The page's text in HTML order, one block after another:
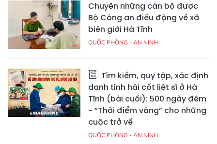
Chuyện những cán bộ được
Bộ Công an điều động về xã
biên giới Hà Tĩnh
QUỐC PHÒNG - AN NINH
Tìm kiếm, quy tập, xác định
danh tính hài cốt liệt sĩ ở Hà
Tĩnh (bài cuối): 500 ngày đêm
- “Thời điểm vàng” cho những
cuộc trở về
QUỐC PHÒNG - AN NINH